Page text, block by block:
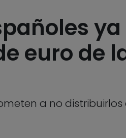
euro de
a no distribuirlos